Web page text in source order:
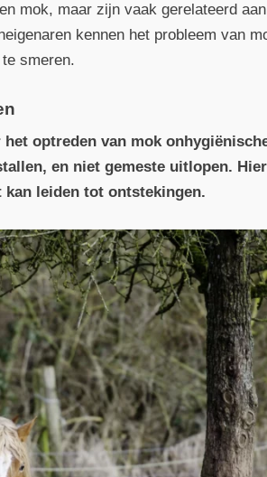
mok, maar zijn vaak gerelateerd aan
kennen het probleem van
smeren.
optreden van mok
en niet gemeste uitlopen.
leiden tot ontstekingen.